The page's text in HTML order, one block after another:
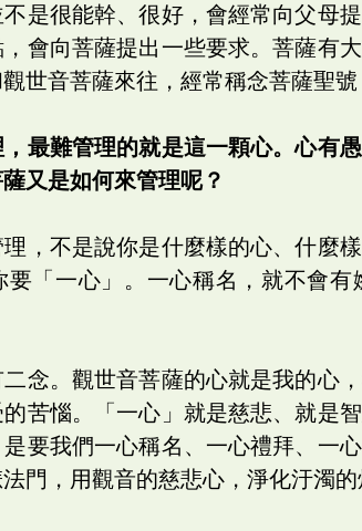
是很能幹、很好，會經常向父母
會向菩薩提出一些要求。菩薩有
世音菩薩來往，經常稱念菩薩聖號
最難管理的就是這一顆心。心有
又是如何來管理呢？
，不是說你是什麼樣的心、什麼
要「一心」。一心稱名，就不會
二念。觀世音菩薩的心就是我的心
苦惱。「一心」就是慈悲、就是
要我們一心稱名、一心禮拜、一
門，用觀音的慈悲心，淨化汙濁的